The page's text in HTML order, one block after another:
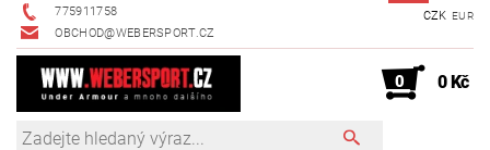
775911758
OBCHOD@WEBERSPORT.CZ
CZK EUR
0 0 Kč